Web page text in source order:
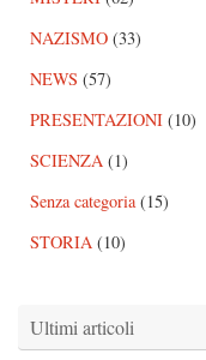
NAZISMO (33)
NEWS (57)
PRESENTAZIONI (10)
SCIENZA (1)
Senza categoria(15)
STORIA (10)
Ultimi articoli